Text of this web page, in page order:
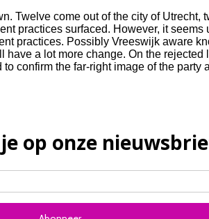
Twelve come out of the city of Utrecht,
practices surfaced. However, it
practices. Possibly Vreeswijk aware
a lot more change. On the
confirm the far-right image of the party